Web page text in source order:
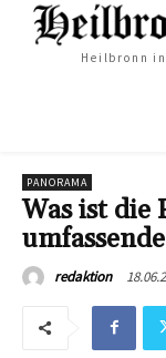
Heilbronn
PANORAMA
Was ist die
redaktion